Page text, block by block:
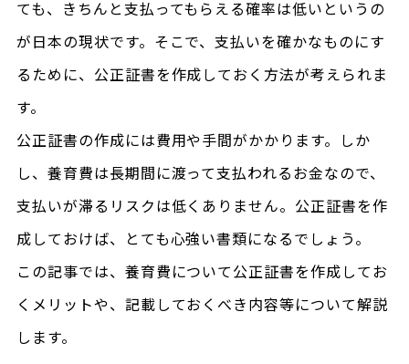
ても、きちんと支払ってもらえる確率は低いというの
が日本の現状です。そこで、支払いを確かなものにす
るために、公正証書を作成しておく方法が考えられま
す。
公正証書の作成には費用や手間がかかります。しか
し、養育費は長期間に渡って支払われるお金なので、
支払いが滞るリスクは低くありません。公正証書を作
成しておけば、とても心強い書類になるでしょう。
この記事では、養育費について公正証書を作成してお
くメリットや、記載しておくべき内容等について解説
します。